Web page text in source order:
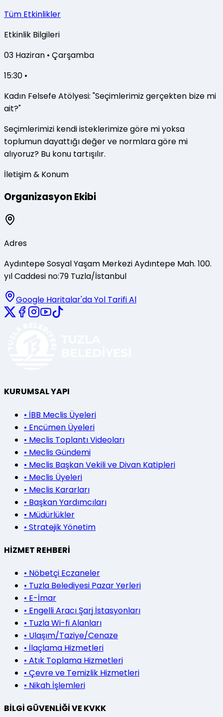
Tüm Etkinlikler
Etkinlik Bilgileri
03 Haziran • Çarşamba
15:30 •
Kadın Felsefe Atölyesi: "Seçimlerimiz gerçekten bize mi
ait?"
Seçimlerimizi kendi isteklerimize göre mi yoksa
toplumun dayattığı değer ve normlara göre mi
alıyoruz? Bu konu tartışılır.
İletişim & Konum
Organizasyon Ekibi
Adres
Aydıntepe Sosyal Yaşam Merkezi Aydıntepe Mah. 100.
yıl Caddesi no:79 Tuzla/İstanbul
Google Haritalar'da Yol Tarifi Al
KURUMSAL YAPI
• İBB Meclis Üyeleri
• Encümen Üyeleri
• Meclis Toplantı Videoları
• Meclis Gündemi
• Meclis Başkan Vekili ve Divan Katipleri
• Meclis Üyeleri
• Meclis Kararları
• Başkan Yardımcıları
• Müdürlükler
• Stratejik Yönetim
HİZMET REHBERİ
• Nöbetçi Eczaneler
• Tuzla Belediyesi Pazar Yerleri
• E-İmar
• Engelli Aracı Şarj İstasyonları
• Tuzla Wi-fi Alanları
• Ulaşım/Taziye/Cenaze
• İlaçlama Hizmetleri
• Atık Toplama Hizmetleri
• Çevre ve Temizlik Hizmetleri
• Nikah İşlemleri
BİLGİ GÜVENLİĞİ VE KVKK